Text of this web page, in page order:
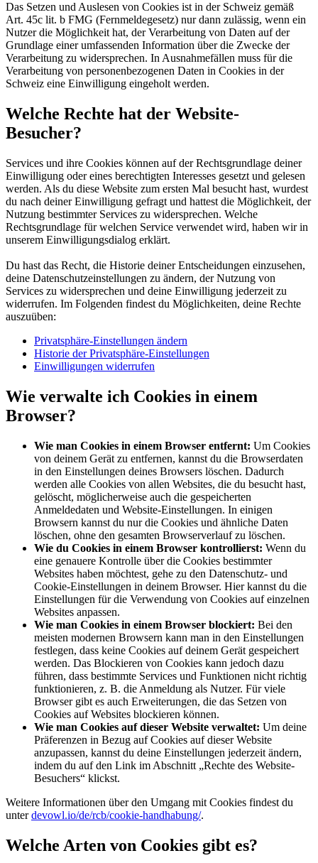
Das Setzen und Auslesen von Cookies ist in der Schweiz gemäß
Art. 45c lit. b FMG (Fernmeldegesetz) nur dann zulässig, wenn ein
Nutzer die Möglichkeit hat, der Verarbeitung von Daten auf der
Grundlage einer umfassenden Information über die Zwecke der
Verarbeitung zu widersprechen. In Ausnahmefällen muss für die
Verarbeitung von personenbezogenen Daten in Cookies in der
Schweiz eine Einwilligung eingeholt werden.
Welche Rechte hat der Website-
Besucher?
Services und ihre Cookies können auf der Rechtsgrundlage deiner
Einwilligung oder eines berechtigten Interesses gesetzt und gelesen
werden. Als du diese Website zum ersten Mal besucht hast, wurdest
du nach deiner Einwilligung gefragt und hattest die Möglichkeit, der
Nutzung bestimmter Services zu widersprechen. Welche
Rechtsgrundlage für welchen Service verwendet wird, haben wir in
unserem Einwilligungsdialog erklärt.
Du hast das Recht, die Historie deiner Entscheidungen einzusehen,
deine Datenschutzeinstellungen zu ändern, der Nutzung von
Services zu widersprechen und deine Einwilligung jederzeit zu
widerrufen. Im Folgenden findest du Möglichkeiten, deine Rechte
auszuüben:
Privatsphäre-Einstellungen ändern
Historie der Privatsphäre-Einstellungen
Einwilligungen widerrufen
Wie verwalte ich Cookies in einem
Browser?
Wie man Cookies in einem Browser entfernt: Um Cookies
von deinem Gerät zu entfernen, kannst du die Browserdaten
in den Einstellungen deines Browsers löschen. Dadurch
werden alle Cookies von allen Websites, die du besucht hast,
gelöscht, möglicherweise auch die gespeicherten
Anmeldedaten und Website-Einstellungen. In einigen
Browsern kannst du nur die Cookies und ähnliche Daten
löschen, ohne den gesamten Browserverlauf zu löschen.
Wie du Cookies in einem Browser kontrollierst: Wenn du
eine genauere Kontrolle über die Cookies bestimmter
Websites haben möchtest, gehe zu den Datenschutz- und
Cookie-Einstellungen in deinem Browser. Hier kannst du die
Einstellungen für die Verwendung von Cookies auf einzelnen
Websites anpassen.
Wie man Cookies in einem Browser blockiert: Bei den
meisten modernen Browsern kann man in den Einstellungen
festlegen, dass keine Cookies auf deinem Gerät gespeichert
werden. Das Blockieren von Cookies kann jedoch dazu
führen, dass bestimmte Services und Funktionen nicht richtig
funktionieren, z. B. die Anmeldung als Nutzer. Für viele
Browser gibt es auch Erweiterungen, die das Setzen von
Cookies auf Websites blockieren können.
Wie man Cookies auf dieser Website verwaltet: Um deine
Präferenzen in Bezug auf Cookies auf dieser Website
anzupassen, kannst du deine Einstellungen jederzeit ändern,
indem du auf den Link im Abschnitt „Rechte des Website-
Besuchers“ klickst.
Weitere Informationen über den Umgang mit Cookies findest du
unterdevowl.io/de/rcb/cookie-handhabung/.
Welche Arten von Cookies gibt es?